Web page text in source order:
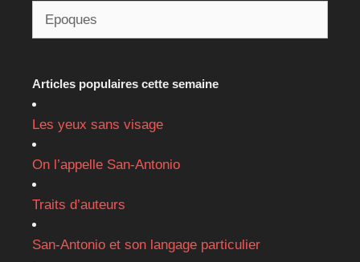
Articles populaires cette semaine
Les yeux sans visage
On l’appelle San-Antonio
Traits d’auteurs
San-Antonio et son langage particulier